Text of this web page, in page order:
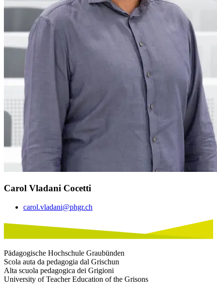
Carol Vladani Cocetti
carol.vladani@phgr.ch
Pädagogische Hochschule Graubünden
Scola auta da pedagogia dal Grischun
Alta scuola pedagogica dei Grigioni
University of Teacher Education of the Grisons